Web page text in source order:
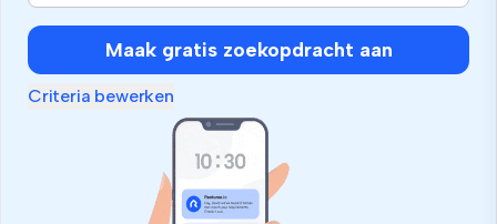
Maak gratis zoekopdracht aan
Criteria bewerken